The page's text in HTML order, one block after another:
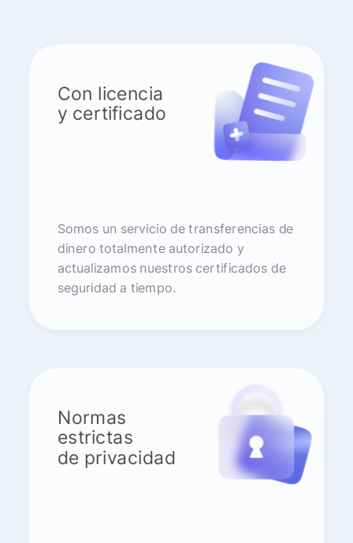
Con licencia
y certificado
Somos un servicio de transferencias de
dinero totalmente autorizado y
actualizamos nuestros certificados de
seguridad a tiempo.
Normas
estrictas
de privacidad